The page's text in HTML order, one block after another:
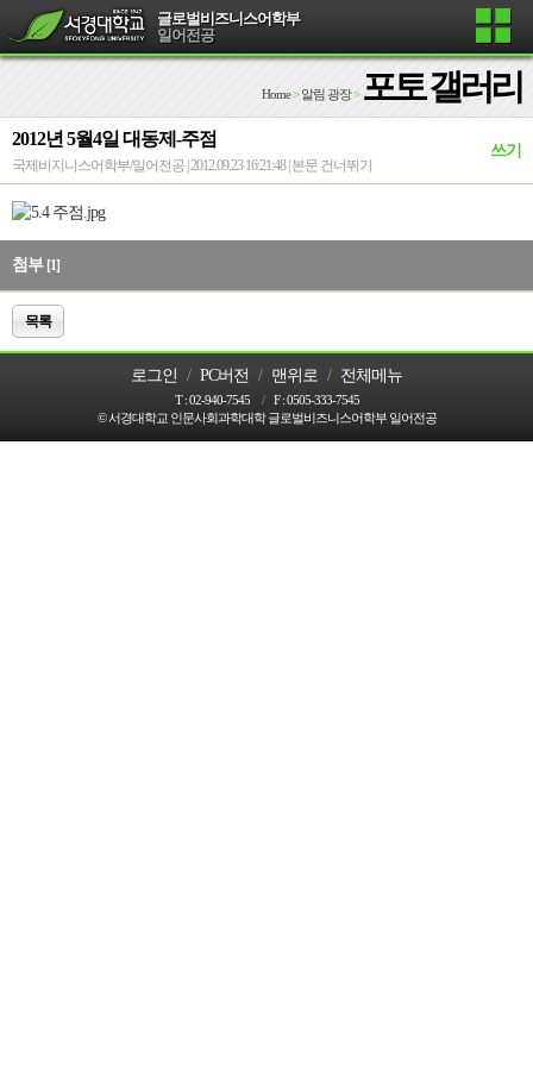
글로벌비즈니스어학부
일어전공
Home> 알림 광장> 포토 갤러리
2012년 5월4일 대동제-주점
쓰기
국제비지니스어학부/일어전공 | 2012.09.23 16:21:48 | 본문 건너뛰기
첨부 [1]
목록
로그인 / PC버전 / 맨위로 / 전체메뉴
T :02-940-7545 / F :0505-333-7545
© 서경대학교 인문사회과학대학 글로벌비즈니스어학부 일어전공